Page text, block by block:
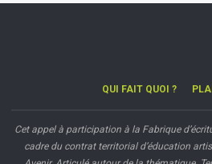
QUI FAIT QUOI ?
Cet appel à participation à la Fabrique
cadre du contrat territorial d’éducation